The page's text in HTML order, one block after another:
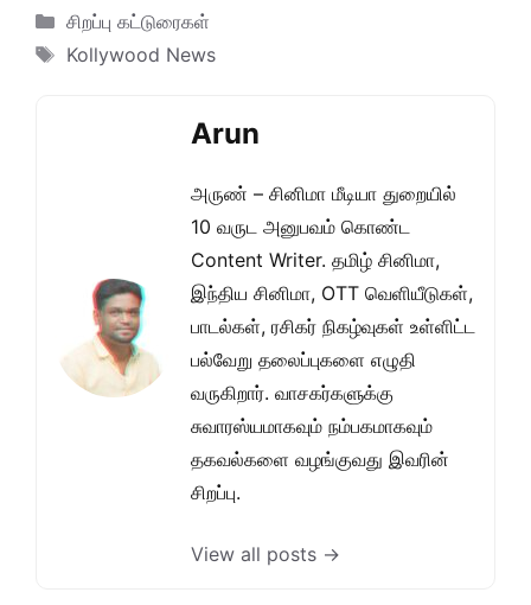
Categories
சிறப்பு கட்டுரைகள்
Tags
Kollywood News
Arun
அருண் – சினிமா மீடியா துறையில்
10 வருட அனுபவம் கொண்ட
Content Writer. தமிழ் சினிமா,
இந்திய சினிமா, OTT வெளியீடுகள்,
பாடல்கள், ரசிகர் நிகழ்வுகள் உள்ளிட்ட
பல்வேறு தலைப்புகளை எழுதி
வருகிறார். வாசகர்களுக்கு
சுவாரஸ்யமாகவும் நம்பகமாகவும்
தகவல்களை வழங்குவது இவரின்
சிறப்பு.
View all posts →